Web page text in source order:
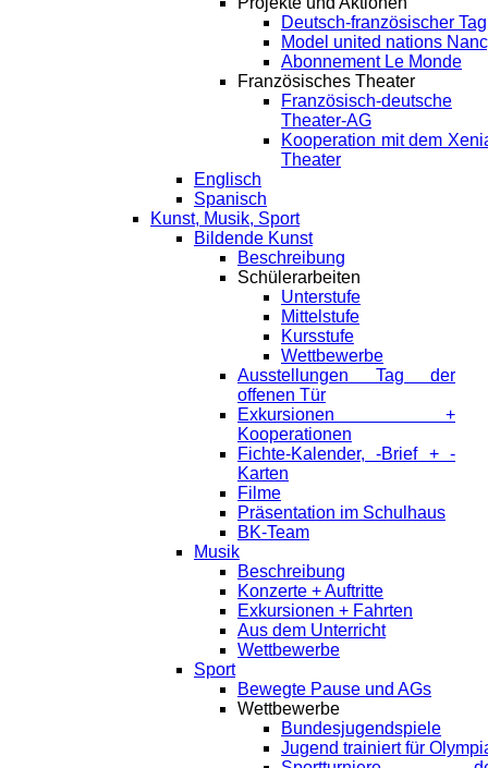
Deutsch-französischer Tag
Model united nations
Abonnement Le Monde
Französisches Theater
Französisch-deutsche
Theater-AG
Kooperation mit dem
Theater
Englisch
Spanisch
Kunst, Musik, Sport
Bildende Kunst
Beschreibung
Schülerarbeiten
Unterstufe
Mittelstufe
Kursstufe
Wettbewerbe
Ausstellungen Tag der
offenen Tür
Exkursionen +
Kooperationen
Fichte-Kalender, -Brief + -
Karten
Filme
Präsentation im Schulhaus
BK-Team
Musik
Beschreibung
Konzerte + Auftritte
Exkursionen + Fahrten
Aus dem Unterricht
Wettbewerbe
Sport
Bewegte Pause und AGs
Wettbewerbe
Bundesjugendspiele
Jugend trainiert für